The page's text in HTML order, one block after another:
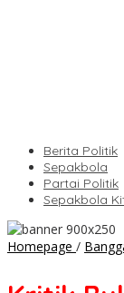
Berita Politik
Sepakbola
Partai Politik
Sepakbola
Homepage /